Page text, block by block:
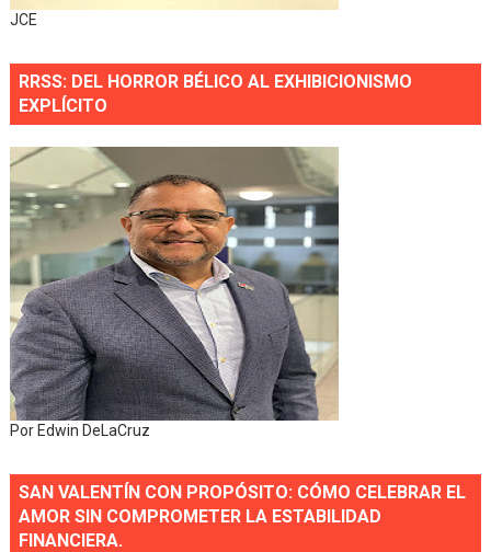
JCE
RRSS: DEL HORROR BÉLICO AL EXHIBICIONISMO
EXPLÍCITO
Por Edwin DeLaCruz
SAN VALENTÍN CON PROPÓSITO: CÓMO CELEBRAR EL
AMOR SIN COMPROMETER LA ESTABILIDAD
FINANCIERA.